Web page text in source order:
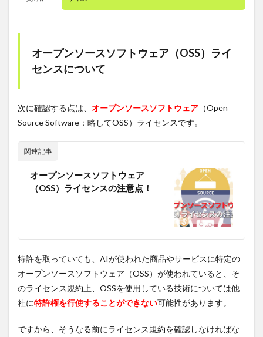
オープンソースソフトウェア（OSS）ライ
センスについて
次に確認する点は、 オープンソースソフトウェア （Open
Source Software：略してOSS）ライセンスです。
関連記事
オープンソースソフトウェア
（OSS）ライセンスの注意点！
特許を取っていても、AIが使われた商品やサービスに特定の
オープンソースソフトウェア（OSS）が使われていると、そ
のライセンス規約上、OSSを使用している技術については他
社に特許権を行使することができない可能性があります。
ですから、そうなる前にライセンス規約を確認しなければな